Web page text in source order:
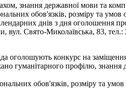
знання державної мови та
обов'язків, розміру та умов
днів з дня оголошення
вул. Свято-Миколаївська, 83, тел.:
оголошують конкурс на
гуманітарного профілю, знання
обов'язків, розміру та